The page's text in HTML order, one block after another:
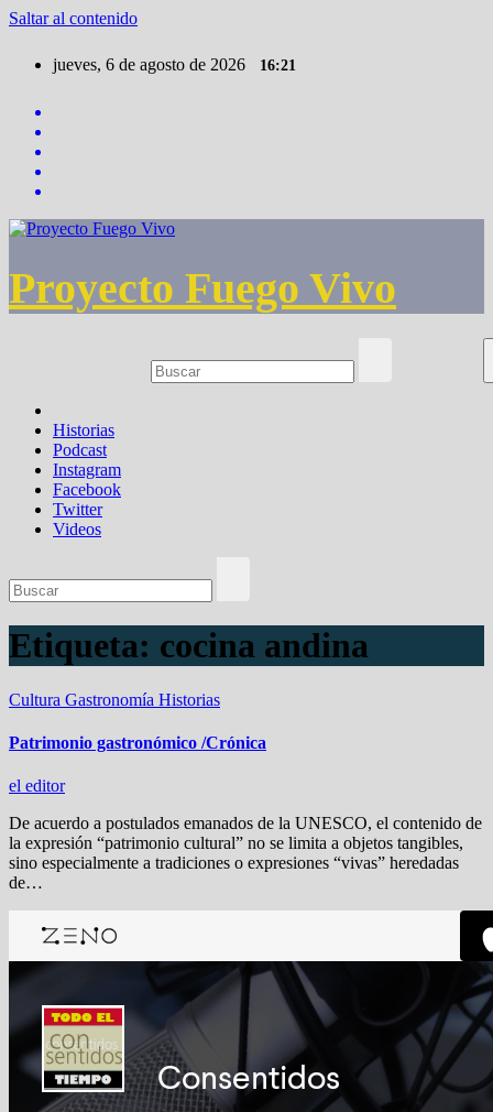
Saltar al contenido
jueves, 6 de agosto de 2026 16:21
Proyecto Fuego Vivo
Historias
Podcast
Instagram
Facebook
Twitter
Videos
Etiqueta: cocina andina
Cultura Gastronomía Historias
Patrimonio gastronómico /Crónica
el editor
De acuerdo a postulados emanados de la UNESCO, el contenido de
la expresión “patrimonio cultural” no se limita a objetos tangibles,
sino especialmente a tradiciones o expresiones “vivas” heredadas
de…